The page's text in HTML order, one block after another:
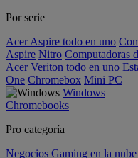
Por serie
Acer Aspire todo en uno
Aspire Nitro Computadoras
Acer Veriton todo en uno
One Chromebox Mini PC
Windows
Chromebooks
Pro categoría
Negocios Gaming en la nube